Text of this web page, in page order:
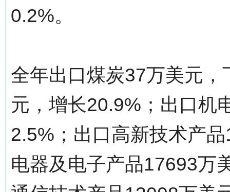
0.2%。
全年出口煤炭37万美元
元，增长20.9%；出口机
2.5%；出口高新技术产
电器及电子产品17693万